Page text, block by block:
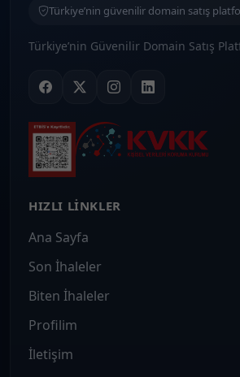
Türkiye’nin güvenilir domain satış
Türkiye’nin Güvenilir Domain Satış
HIZLI LINKLER
Ana Sayfa
Son İhaleler
Biten İhaleler
Profilim
İletişim